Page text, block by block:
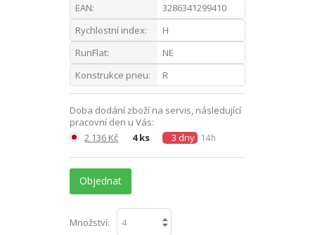
EAN:
3286341299410
Rychlostní index:
H
RunFlat:
NE
Konstrukce pneu:
R
Doba dodání zboží na servis, následující
pracovní den u Vás:
2 136 Kč
4 ks 3 dny 14h
Objednat
Množství: